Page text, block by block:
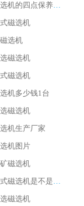
江苏干式磁选机的四点保养秘籍
磁选机
选机
磁选机
磁选机
机多少钱1台
磁选机
机生产厂家
机图片
磁选机
辽宁永磁筒式磁选机是不是强磁
磁选机